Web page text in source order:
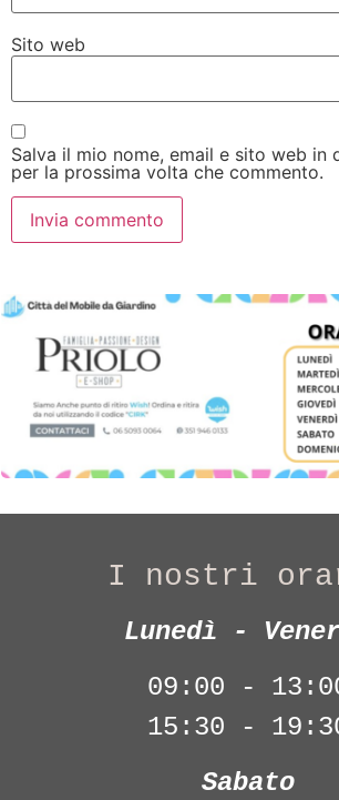
Sito web
Salva il mio nome, email e sito web in
per la prossima volta che commento.
I nostri
Lunedì -
09:00 -
15:30 -
Sabato